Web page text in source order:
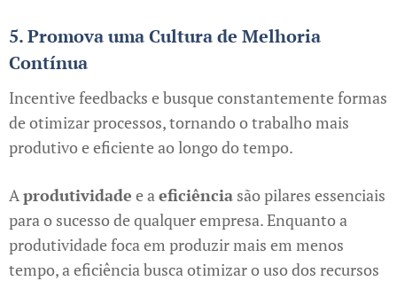
5. Promova uma Cultura de Melhoria
Contínua
Incentive feedbacks e busque constantemente formas
de otimizar processos, tornando o trabalho mais
produtivo e eficiente ao longo do tempo.
Aprodutividade e aeficiência são pilares essenciais
para o sucesso de qualquer empresa. Enquanto a
produtividade foca em produzir mais em menos
tempo, a eficiência busca otimizar o uso dos recursos